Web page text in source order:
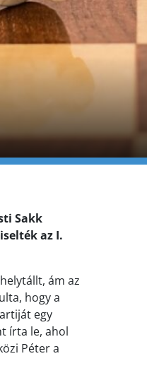
Sakk
az I.
ám az
hogy a
egy
írta le, ahol
Péter a